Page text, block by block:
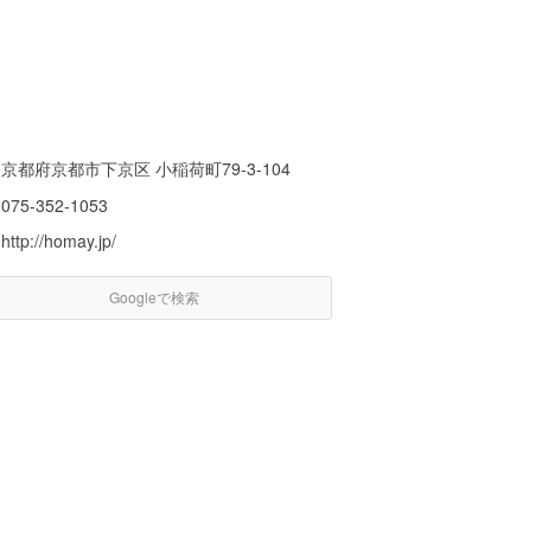
京都府京都市下京区 小稲荷町79-3-104
075-352-1053
http://homay.jp/
Googleで検索